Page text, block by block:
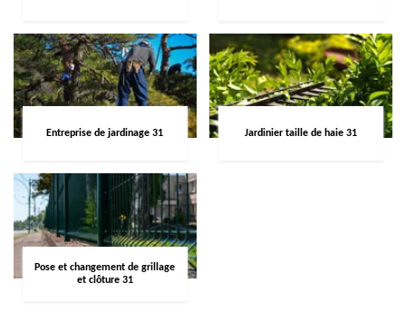
Entreprise de jardinage 31 Jardinier taille de haie 31
Pose et changement de grillage
et clôture 31